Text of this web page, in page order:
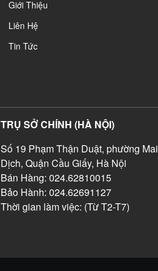
Giới Thiệu
Liên Hệ
Tin Tức
TRỤ SỞ CHÍNH (HÀ NỘI)
Số 19 Phạm Thận Duật, phường Mai
Dịch, Quận Cầu Giấy, Hà Nội
Bán Hàng: 024.62810015
Bảo Hành: 024.62691127
Thời gian làm việc: (Từ T2-T7)